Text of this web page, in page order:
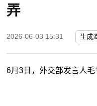
弄
2026-06-03 15:31 生成
6月3日，外交部发言人毛